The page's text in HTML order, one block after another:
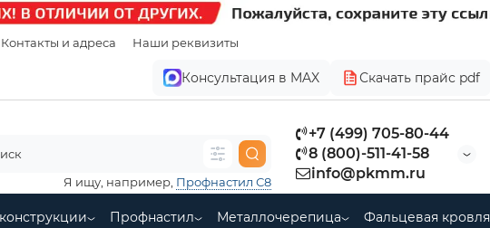
Контакты и адреса Наши реквизиты
Консультация в MAX Скачать прайс pdf
+7 (499) 705-80-44
8 (800)-511-41-58
info@pkmm.ru
Я ищу, например, Профнастил С8
Профнастил Металлочерепица Фальцевая кровля